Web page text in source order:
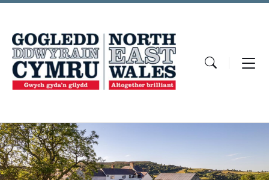
Skip
Skip
navigation
Skip